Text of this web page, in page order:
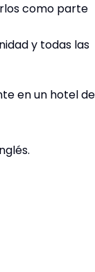
como parte
y todas las
en un hotel de